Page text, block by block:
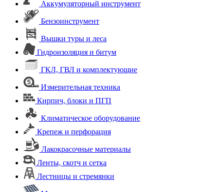
Аккумуляторный инструмент
Бензоинструмент
Вышки туры и леса
Гидроизоляция и битум
ГКЛ, ГВЛ и комплектующие
Измерительная техника
Кирпич, блоки и ПГП
Климатическое оборудование
Крепеж и перфорация
Лакокрасочные материалы
Ленты, скотч и сетка
Лестницы и стремянки